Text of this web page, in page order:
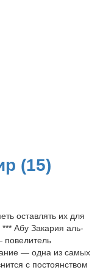
(15)
оставлять их для
Абу Закария аль-
повелитель
— одна из самых
с постоянством